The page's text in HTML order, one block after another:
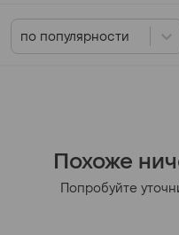
по популярности
Похоже
Попробуйте